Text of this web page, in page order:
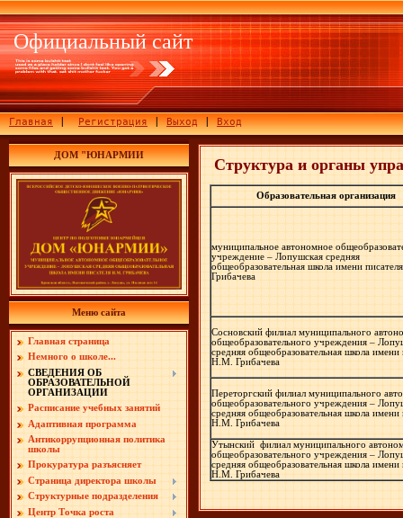
Официальный сайт
Главная |Регистрация|Выход|Вход
ДОМ "ЮНАРМИИ
Меню сайта
Главная страница
Немного о школе...
СВЕДЕНИЯ ОБ
ОБРАЗОВАТЕЛЬНОЙ
ОРГАНИЗАЦИИ
Расписание учебных занятий
Адаптивная программа
Антикоррупционная политика
школы
Прокуратура разъясняет
Страница директора школы
Структурные подразделения
Центр Точка роста
Структура и органы
Образовательная организация
муниципальное автономное
учреждение – Лопушская средняя
общеобразовательная школа имени
Грибачева
Сосновский филиал муниципального
общеобразовательного учреждения –
средняя общеобразовательная школа имени
Н.М. Грибачева
Переторгский филиал муниципального
общеобразовательного учреждения –
средняя общеобразовательная школа имени
Н.М. Грибачева
Утынский филиал муниципального
общеобразовательного учреждения –
средняя общеобразовательная школа имени
Н.М. Грибачева